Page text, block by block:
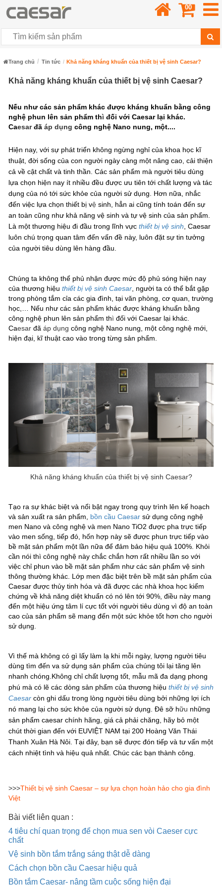
00
Trang chủ Tin tức Khả năng kháng khuẩn của thiết bị vệ sinh Caesar?
Khả năng kháng khuẩn của thiết bị vệ sinh Caesar?
Nếu như các sản phẩm khác được kháng khuẩn bằng công
nghệ phun lên sản phẩm thì đối với Caesar lại khác.
Caesarđã áp dụng công nghệ Nano nung, một....
Hiện nay, với sự phát triển không ngừng nghỉ của khoa học kĩ
thuật, đời sống của con người ngày càng một nâng cao, cải thiện
cả về cật chất và tinh thần. Các sản phẩm mà người tiêu dùng
lựa chọn hiện nay ít nhiều đều được ưu tiên tới chất lượng và tác
dụng của nó tới sức khỏe của người sử dụng. Hơn nữa, nhắc
đến việc lựa chọn thiết bị vệ sinh, hẳn ai cũng tính toán đến sự
an toàn cũng như khả năng vệ sinh và tự vệ sinh của sản phẩm.
Là một thương hiệu đi đầu trong lĩnh vực thiết bị vệ sinh , Caesar
luôn chú trọng quan tâm đến vấn đề này, luôn đặt sự tin tưởng
của người tiêu dùng lên hàng đầu.
Chúng ta không thể phủ nhận được mức độ phủ sóng hiện nay
của thương hiệu thiết bị vệ sinh Caesar , người ta có thể bắt gặp
trong phòng tắm cỉa các gia đình, tại văn phòng, cơ quan, trường
học,… Nếu như các sản phẩm khác được kháng khuẩn bằng
công nghệ phun lên sản phẩm thì đối với Caesar lại khác.
Caesar đã áp dụng công nghệ Nano nung, một công nghệ mới,
hiện đại, kĩ thuật cao vào trong từng sản phẩm.
Khả năng kháng khuẩn của thiết bị vệ sinh Caesar?
Tạo ra sự khác biệt và nổi bật ngay trong quy trình lên kế hoạch
và sản xuất ra sản phẩm, bồn cầu Caesar sử dụng công nghệ
men Nano và công nghệ và men Nano TiO2 được pha trực tiếp
vào men sống, tiếp đó, hốn hợp này sẽ được phun trực tiếp vào
bề mặt sản phẩm một lần nữa để đảm bảo hiệu quả 100%. Khỏi
cần nói thì công nghệ này chắc chắn hơn rất nhiều lần so với
việc chỉ phun vào bề mặt sản phẩm như các sản phẩm vệ sinh
thông thường khác. Lớp men đặc biệt trên bề mặt sản phẩm của
Caesar được thủy tinh hóa và đã được các nhà khoa học kiểm
chứng về khả năng diệt khuẩn có nó lên tới 90%, điều này mang
đến một hiệu ứng tâm lí cực tốt với người tiêu dùng vì độ an toàn
cao của sản phẩm sẽ mang đến một sức khỏe tốt hơn cho người
sử dụng.
Vì thế mà không có gì lấy làm lạ khi mỗi ngày, lượng người tiêu
dùng tìm đến va sử dụng sản phẩm của chúng tôi lại tăng lên
nhanh chóng. Không chỉ chất lượng tốt, mẫu mã đa dạng phong
phú mà có lẽ các dòng sản phẩm của thương hiệu thiết bị vệ sinh
Caesar còn ghi dấu trong lòng người tiêu dùng bởi những lợi ích
nó mang lại cho sức khỏe của người sử dụng. Đê sỡ hữu những
sản phẩm caesar chính hãng, giá cả phải chăng, hãy bỏ một
chút thời gian đến với EUVIỆT NAM tại 200 Hoàng Văn Thái
Thanh Xuân Hà Nôi. Tại đây, bạn sẽ được đón tiếp và tư vấn một
cách nhiệt tình và hiệu quả nhất. Chúc các bạn thành công.
>>>Thiết bị vệ sinh Caesar – sự lựa chọn hoàn hảo cho gia đình
Việt
Bài viết liên quan :
4 tiêu chí quan trọng để chọn mua sen vòi Caeser cực
chất
Vệ sinh bồn tắm trắng sáng thật dễ dàng
Cách chọn bồn cầu Caesar hiệu quả
Bồn tắm Caesar- nâng tầm cuộc sống hiện đại